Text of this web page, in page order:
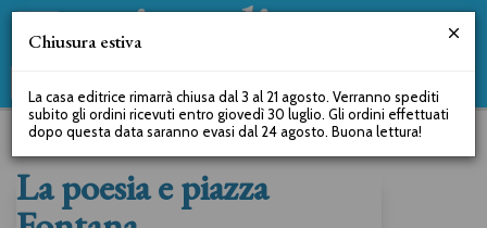
La poesia e piazza
Chiusura estiva
La casa editrice rimarrà chiusa dal 3 al 21 agosto. Verranno spediti
subito gli ordini ricevuti entro giovedì 30 luglio. Gli ordini effettuati
dopo questa data saranno evasi dal 24 agosto. Buona lettura!